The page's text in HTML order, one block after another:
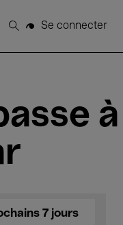
Rechercher
Se connecter
à
7 jours